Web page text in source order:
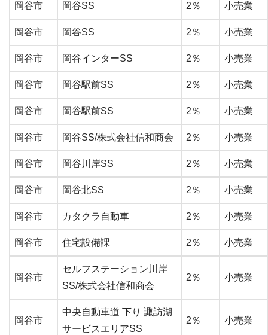
岡谷市 岡谷SS 2％ 小売業
岡谷市 岡谷SS 2％ 小売業
岡谷市 岡谷インターSS 2％ 小売業
岡谷市 岡谷駅前SS 2％ 小売業
岡谷市 岡谷駅前SS 2％ 小売業
岡谷市 岡谷SS/株式会社信和商会 2％ 小売業
岡谷市 岡谷川岸SS 2％ 小売業
岡谷市 岡谷北SS 2％ 小売業
岡谷市 カタクラ自動車 2％ 小売業
岡谷市 住宅設備課 2％ 小売業
岡谷市
セルフステーション川岸
SS/株式会社信和商会
2％ 小売業
岡谷市
中央自動車道 下り 諏訪湖
サービスエリアSS
2％ 小売業